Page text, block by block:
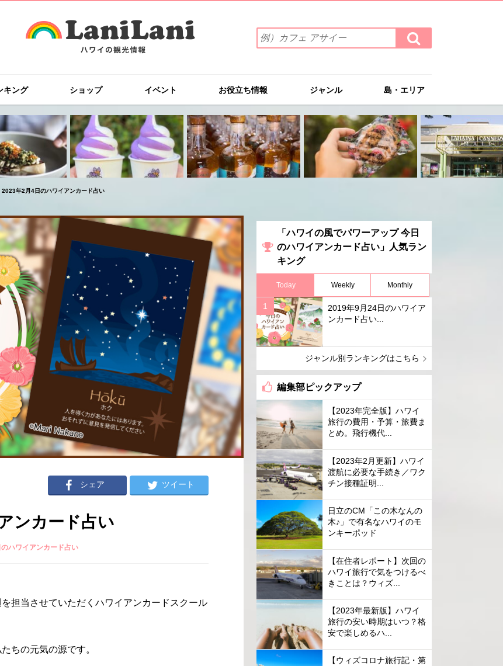
索
ワ
を
入
力
(例）
カ
フ
ェ
イ
検
索
す
キング ショップ イベント お役立ち情報 ジャンル 島・エリア
2023年2月4日のハワイアンカード占い
シェア ツイート
ンカード占い
ハワイアンカード占い
担当させていただくハワイアンカードスクール
ちの元気の源です。
「ハワイの風でパワーアップ 今日
のハワイアンカード占い」人気ラン
キング
Today Weekly Monthly
2019年9月24日のハワイア
ンカード占い...
ジャンル別ランキングはこちら
編集部ピックアップ
【2023年完全版】ハワイ
旅行の費用・予算・旅費ま
とめ。飛行機代...
【2023年2月更新】ハワイ
渡航に必要な手続き／ワク
チン接種証明...
日立のCM「この木なんの
木♪」で有名なハワイのモ
ンキーポッド
【在住者レポート】次回の
ハワイ旅行で気をつけるべ
きことは？ウィズ...
【2023年最新版】ハワイ
旅行の安い時期はいつ？格
安で楽しめるハ...
【ウィズコロナ旅行記・第